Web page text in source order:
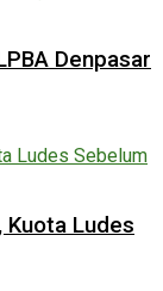
Denpasar
Kuota Ludes